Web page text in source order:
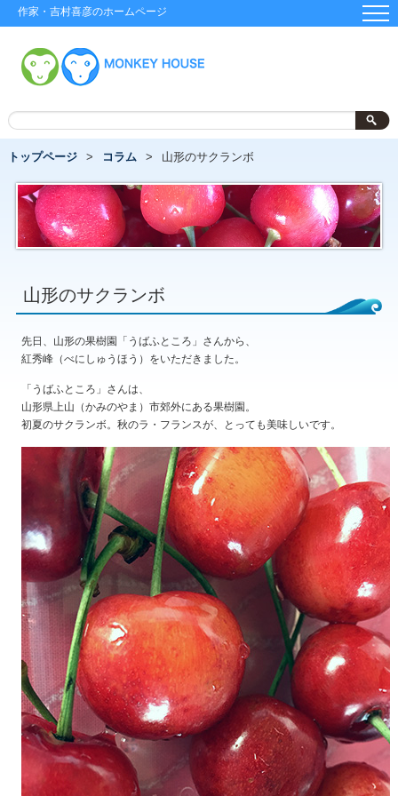
作家・吉村喜彦のホームページ
トップページ コラム 山形のサクランボ
山形のサクランボ
先日、山形の果樹園「うばふところ」さんから、
紅秀峰（べにしゅうほう）をいただきました。
「うばふところ」さんは、
山形県上山（かみのやま）市郊外にある果樹園。
初夏のサクランボ。秋のラ・フランスが、とっても美味しいです。